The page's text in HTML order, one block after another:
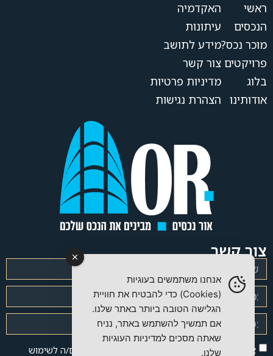
ראשי
הנכסים
מוכר נכס?
פרויקטים
בלוג
אודותינו
האקדמיה
עיתונות
מידע לתושב
צור קשר
מדיניות פרטיות
הצהרת נגישות
צור קשר
אני מאשר/ת את של האתר ומסכים/ה לשימוש
אנחנו משתמשים בעוגיות
(Cookies) כדי להבטיח את חוויית
הגלישה הטובה ביותר באתר שלנו.
אם תמשיך להשתמש באתר, נניח
שאתה מסכים למדיניות העוגיות
שלנו.